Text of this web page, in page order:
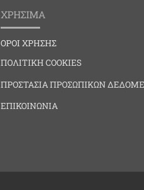
ΧΡΗΣΙΜΑ
ΟΡΟΙ ΧΡΗΣΗΣ
ΠΟΛΙΤΙΚΗ COOKIES
ΠΡΟΣΤΑΣΙΑ ΠΡΟΣΩΠΙΚΩΝ
ΕΠΙΚΟΙΝΩΝΙΑ